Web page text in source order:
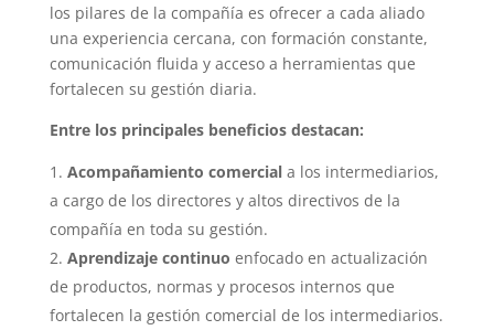
los pilares de la compañía es ofrecer a cada aliado​
una experiencia cercana, con formación constante,
comunicación fluida y acceso a herramientas que
fortalecen su gestión diaria.
Entre los principales beneficios destacan:
Acompañamiento comercial a los intermediarios,
a cargo de los directores y altos directivos de la
compañía en toda su gestión.
Aprendizaje continuo enfocado en actualización
de productos, normas y procesos internos que
fortalecen la gestión comercial de los intermediarios.